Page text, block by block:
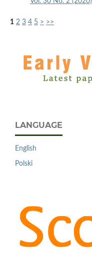
1 2 3 4 5 > >>
LANGUAGE
English
Polski